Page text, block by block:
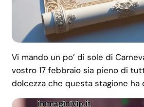
Vi mando un po’ di sole di
vostro 17 febbraio sia pieno di
dolcezza che questa stagione ha